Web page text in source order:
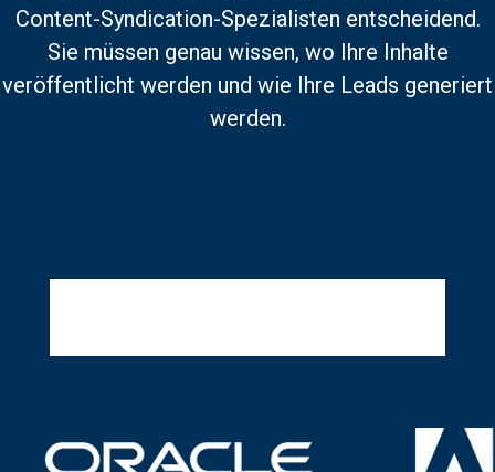
Content-Syndication-Spezialisten entscheidend.
Sie müssen genau wissen, wo Ihre Inhalte
veröffentlicht werden und wie Ihre Leads generiert
werden.